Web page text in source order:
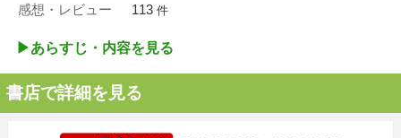
感想・レビュー 113 件
▶︎あらすじ・内容を見る
書店で詳細を見る